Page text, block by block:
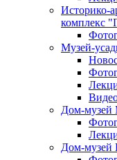
Историко-
комплекс
Музей-
Дом-музей
Дом-музей